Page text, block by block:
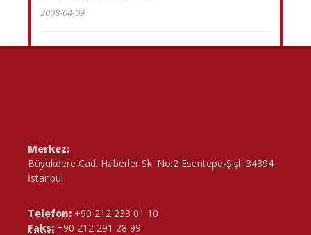
2008-04-09
Merkez:
Büyükdere Cad. Haberler Sk. No:2 Esentepe-Şişli 34394
İstanbul
Telefon: +90 212 233 01 10
Faks: +90 212 291 28 99